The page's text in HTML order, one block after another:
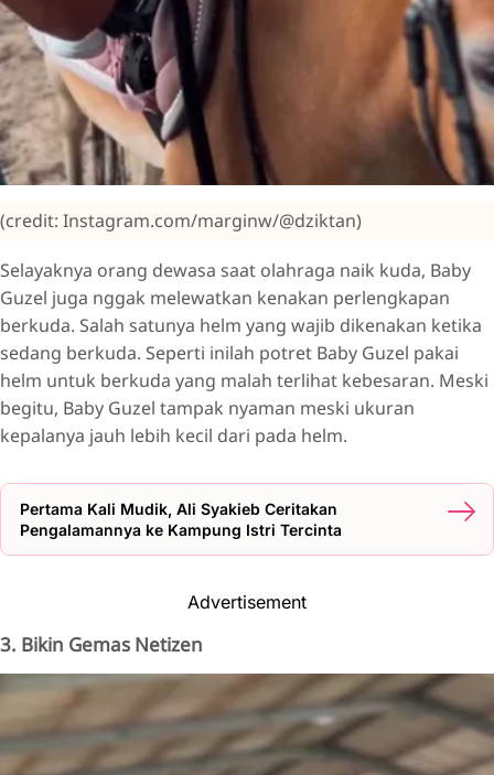
(credit: Instagram.com/marginw/@dziktan)
Selayaknya orang dewasa saat olahraga naik kuda, Baby
Guzel juga nggak melewatkan kenakan perlengkapan
berkuda. Salah satunya helm yang wajib dikenakan ketika
sedang berkuda. Seperti inilah potret Baby Guzel pakai
helm untuk berkuda yang malah terlihat kebesaran. Meski
begitu, Baby Guzel tampak nyaman meski ukuran
kepalanya jauh lebih kecil dari pada helm.
Pertama Kali Mudik, Ali Syakieb Ceritakan
Pengalamannya ke Kampung Istri Tercinta
Advertisement
3. Bikin Gemas Netizen